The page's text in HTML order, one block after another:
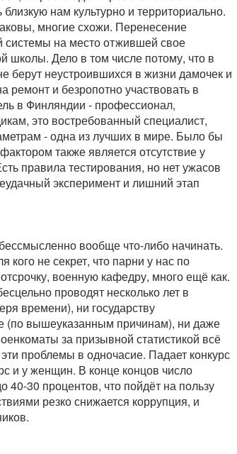
нам культурно и территориально.
многие схожи. Перенесение
системы на место отжившей свое
школы. Дело в том числе потому, что в
берут неустроившихся в жизни дамочек и
ремонт и безропотно участвовать в
в Финляндии - профессионал,
это востребованный специалист,
- одна из лучших в мире. Было бы
также является отсутствие у
правила тестирования, но нет ужасов
эксперимент и лишний этап
вообще что-либо начинать.
кого не секрет, что парни у нас по
военную кафедру, много ещё как.
проводят несколько лет в
времени), ни государству
(по вышеуказанным причинам), ни даже
за призывной статистикой всё
проблемы в одночасие. Падает конкурс
и у женщин. В конце концов число
30 процентов, что пойдёт на пользу
резко снижается коррупция, и